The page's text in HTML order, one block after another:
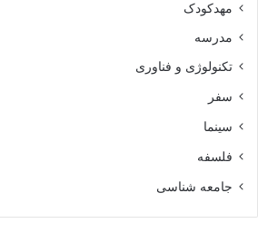
مهدکودک
مدرسه
تکنولوژی و فناوری
سفر
سینما
فلسفه
جامعه شناسی